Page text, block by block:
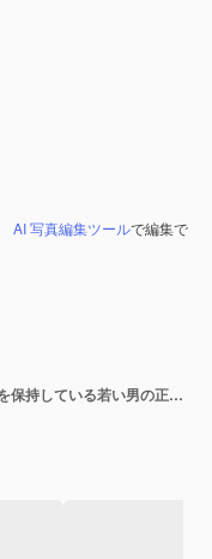
AI 写真編集ツールで編集で
白い壁の上のマスクでカラフルな風船を保持している若い男の正面図